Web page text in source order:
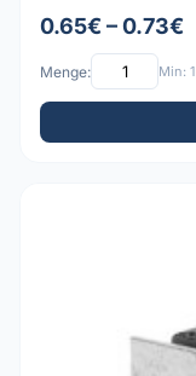
0.65€ – 0.73€
Menge: Min: 1